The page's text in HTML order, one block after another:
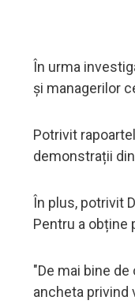
În urma
și managerilor
Potrivit
demonstrații
În plus, potrivit
Pentru a obține
"De mai bine
ancheta privind